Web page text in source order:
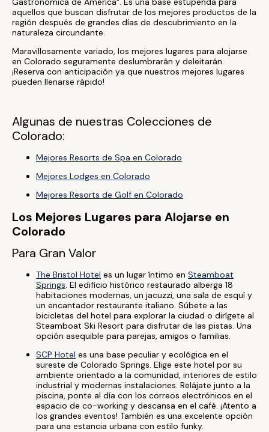
aquellos que buscan disfrutar de los mejores productos de la
región después de grandes días de descubrimiento en la
naturaleza circundante.
Maravillosamente variado, los mejores lugares para alojarse
en Colorado seguramente deslumbrarán y deleitarán.
¡Reserva con anticipación ya que nuestros mejores lugares
pueden llenarse rápido!
Algunas de nuestras Colecciones de
Colorado:
Mejores Resorts de Spa en Colorado
Mejores Lodges en Colorado
Mejores Resorts de Golf en Colorado
Los Mejores Lugares para Alojarse en
Colorado
Para Gran Valor
The Bristol Hotel es un lugar íntimo en Steamboat
Springs. El edificio histórico restaurado alberga 18
habitaciones modernas, un jacuzzi, una sala de esquí y
un encantador restaurante italiano. Súbete a las
bicicletas del hotel para explorar la ciudad o dirígete al
Steamboat Ski Resort para disfrutar de las pistas. Una
opción asequible para parejas, amigos o familias.
SCP Hotel es una base peculiar y ecológica en el
sureste de Colorado Springs. Elige este hotel por su
ambiente orientado a la comunidad, interiores de estilo
industrial y modernas instalaciones. Relájate junto a la
piscina, ponte al día con los correos electrónicos en el
espacio de co-working y descansa en el café. ¡Atento a
los grandes eventos! También es una excelente opción
para una estancia urbana con estilo funky.